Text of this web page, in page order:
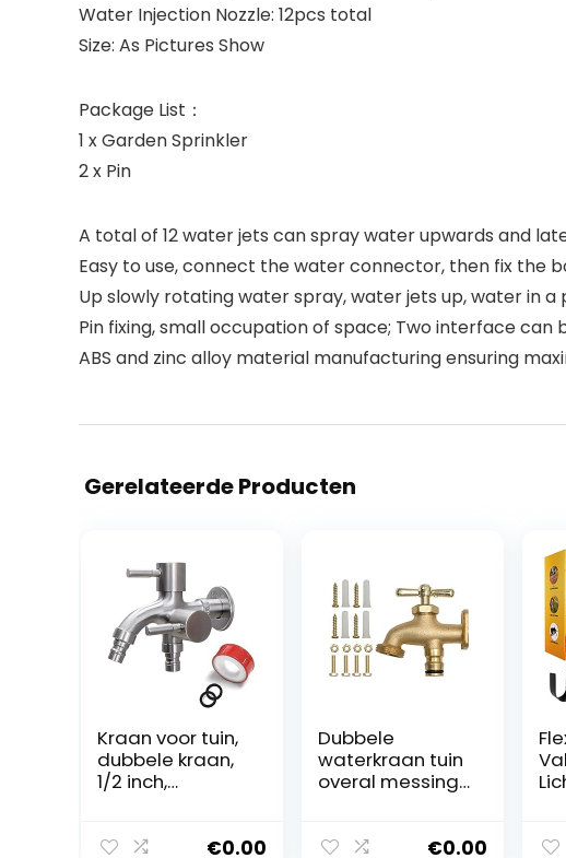
Water Injection Nozzle: 12pcs total
Size: As Pictures Show
Package List：
1 x Garden Sprinkler
2 x Pin
A total of 12 water jets can spray water upwards and
Easy to use, connect the water connector, then fix the
Up slowly rotating water spray, water jets up, water in
Pin fixing, small occupation of space; Two interface can
ABS and zinc alloy material manufacturing ensuring
Gerelateerde Producten
Kraan voor tuin,
dubbele kraan,
1/2 inch,
wandmontage,
€0.00
Dubbele
waterkraan tuin
overal messing
met adapter
€0.00